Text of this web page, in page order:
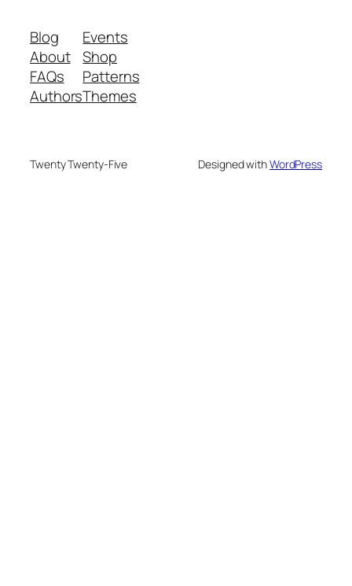
Blog
About
FAQs
Authors
Events
Shop
Patterns
Themes
Twenty Twenty-Five Designed withWordPress